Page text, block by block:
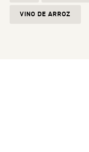
VINO DE ARROZ